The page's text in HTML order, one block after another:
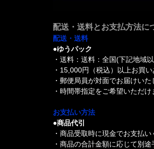
配送・送料とお支払方法に
配送・送料
●ゆうパック
・送料：送料：全国(下記地域
・15,000円（税込）以上お買
・郵便局員が対面でお届けいた
・時間帯指定をご希望いただけ
お支払い方法
●商品代引
・商品受取時に現金でお支払い
・商品の合計金額に応じて別